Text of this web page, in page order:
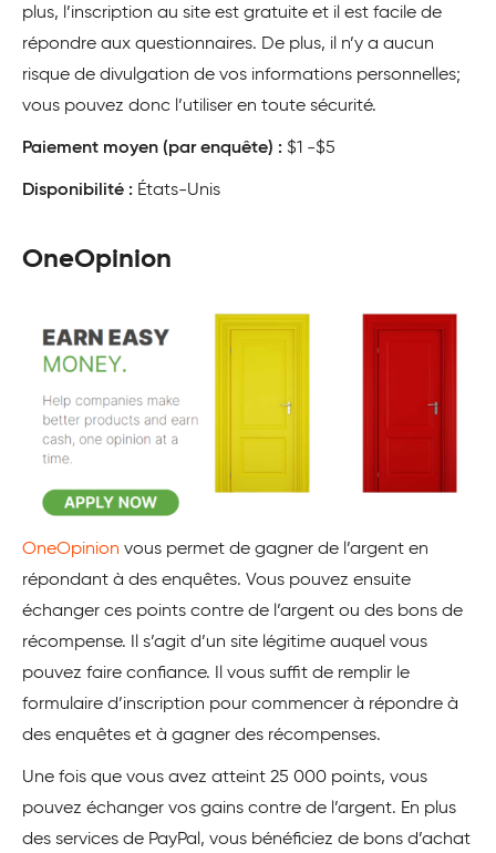
plus, l’inscription au site est gratuite et il est facile de
répondre aux questionnaires. De plus, il n’y a aucun
risque de divulgation de vos informations personnelles;
vous pouvez donc l’utiliser en toute sécurité.
Paiement moyen (par enquête) : $1 -$5
Disponibilité : États-Unis
OneOpinion
OneOpinion vous permet de gagner de l’argent en
répondant à des enquêtes. Vous pouvez ensuite
échanger ces points contre de l’argent ou des bons de
récompense. Il s’agit d’un site légitime auquel vous
pouvez faire confiance. Il vous suffit de remplir le
formulaire d’inscription pour commencer à répondre à
des enquêtes et à gagner des récompenses.
Une fois que vous avez atteint 25 000 points, vous
pouvez échanger vos gains contre de l’argent. En plus
des services de PayPal, vous bénéficiez de bons d’achat